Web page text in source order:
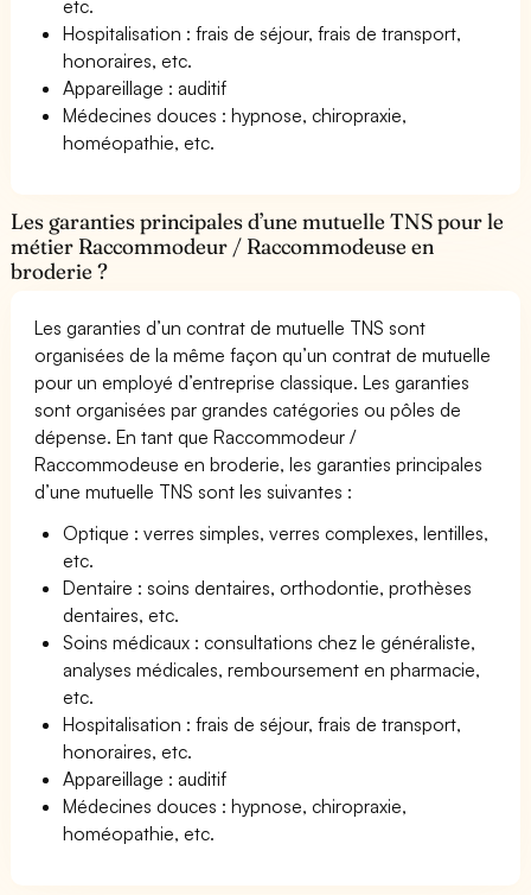
etc.
Hospitalisation : frais de séjour, frais de transport,
honoraires, etc.
Appareillage : auditif
Médecines douces : hypnose, chiropraxie,
homéopathie, etc.
Les garanties principales d’une mutuelle TNS pour le
métier Raccommodeur / Raccommodeuse en
broderie ?
Les garanties d’un contrat de mutuelle TNS sont
organisées de la même façon qu’un contrat de mutuelle
pour un employé d’entreprise classique. Les garanties
sont organisées par grandes catégories ou pôles de
dépense. En tant que Raccommodeur /
Raccommodeuse en broderie, les garanties principales
d’une mutuelle TNS sont les suivantes :
Optique : verres simples, verres complexes, lentilles,
etc.
Dentaire : soins dentaires, orthodontie, prothèses
dentaires, etc.
Soins médicaux : consultations chez le généraliste,
analyses médicales, remboursement en pharmacie,
etc.
Hospitalisation : frais de séjour, frais de transport,
honoraires, etc.
Appareillage : auditif
Médecines douces : hypnose, chiropraxie,
homéopathie, etc.